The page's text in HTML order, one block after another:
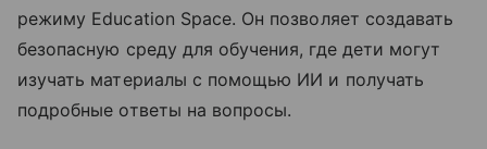
режиму Education Space. Он позволяет создавать
безопасную среду для обучения, где дети могут
изучать материалы с помощью ИИ и получать
подробные ответы на вопросы.